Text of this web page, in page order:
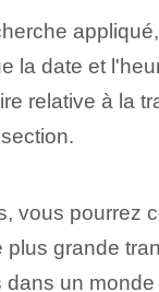
la date et
relative à la
vous pourrez
grande
un